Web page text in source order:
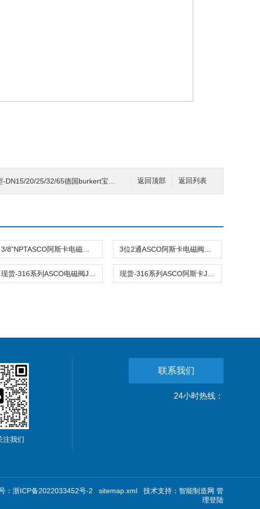
返回列表
返回顶部
20/25/32/65德国burkert宝德气动角座阀DN15-65气动阀
注我们
联系我们
24小时热线：
：浙ICP备2022033452号-2 sitemap.xml 技术支持： 智能制造网 管
理登陆